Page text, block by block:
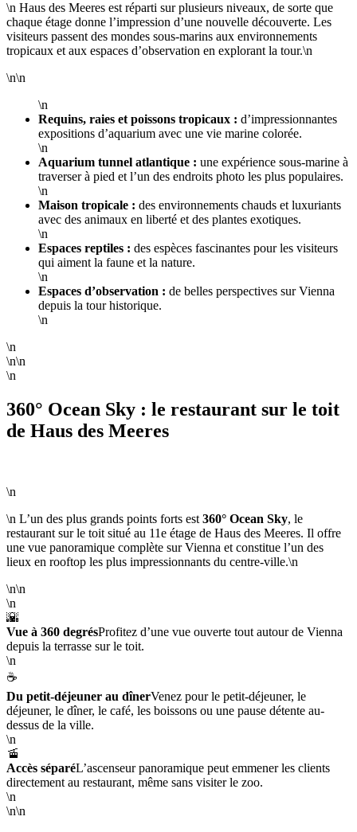
\n Haus des Meeres est réparti sur plusieurs niveaux, de sorte que
chaque étage donne l’impression d’une nouvelle découverte. Les
visiteurs passent des mondes sous-marins aux environnements
tropicaux et aux espaces d’observation en explorant la tour.\n
\n\n
\n
Requins, raies et poissons tropicaux : d’impressionnantes
expositions d’aquarium avec une vie marine colorée.
\n
Aquarium tunnel atlantique : une expérience sous-marine à
traverser à pied et l’un des endroits photo les plus populaires.
\n
Maison tropicale : des environnements chauds et luxuriants
avec des animaux en liberté et des plantes exotiques.
\n
Espaces reptiles : des espèces fascinantes pour les visiteurs
qui aiment la faune et la nature.
\n
Espaces d’observation : de belles perspectives sur Vienna
depuis la tour historique.
\n
\n
\n\n
\n
360° Ocean Sky : le restaurant sur le toit
de Haus des Meeres
\n
\n L’un des plus grands points forts est 360° Ocean Sky, le
restaurant sur le toit situé au 11e étage de Haus des Meeres. Il offre
une vue panoramique complète sur Vienna et constitue l’un des
lieux en rooftop les plus impressionnants du centre-ville.\n
\n\n
\n
🌇
Vue à 360 degrésProfitez d’une vue ouverte tout autour de Vienna
depuis la terrasse sur le toit.
\n
☕
Du petit-déjeuner au dînerVenez pour le petit-déjeuner, le
déjeuner, le dîner, le café, les boissons ou une pause détente au-
dessus de la ville.
\n
🚡
Accès séparéL’ascenseur panoramique peut emmener les clients
directement au restaurant, même sans visiter le zoo.
\n
\n\n